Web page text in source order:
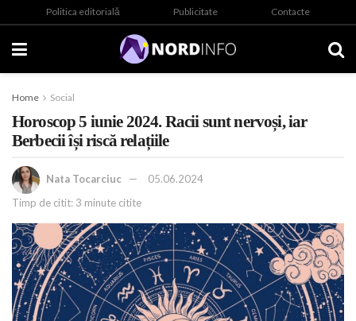
Politica editorială Publicitate Contacte
Home Social
Horoscop 5 iunie 2024. Racii sunt nervoși, iar
Berbecii își riscă relațiile
Nata Tocarciuc
05.06.2024
Timp de citit: 3 minute citite